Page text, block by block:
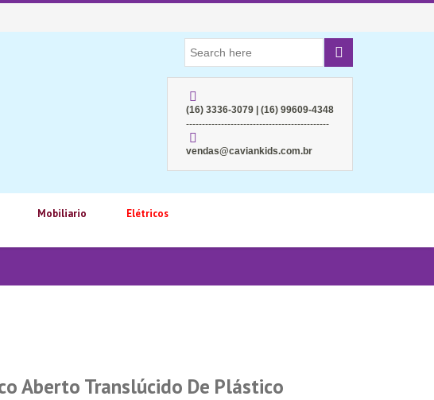
(16) 3336-3079 | (16) 99609-4348
---------------------------------------------
vendas@caviankids.com.br
Mobiliario Elétricos
Aberto Translúcido De Plástico